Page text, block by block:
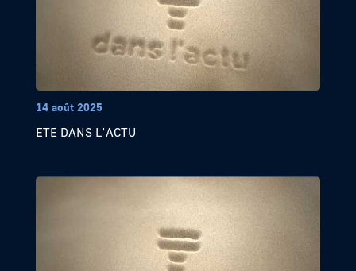
14 août 2025
ETE DANS L’ACTU